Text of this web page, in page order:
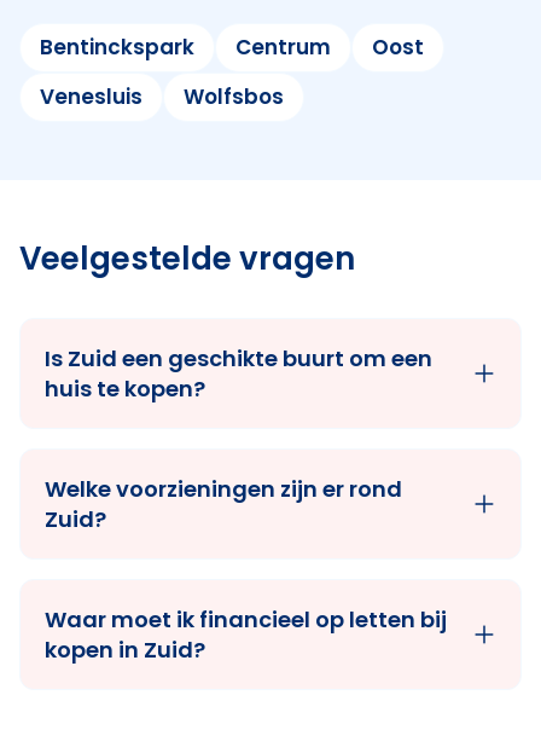
Bentinckspark Centrum
Oost
Venesluis
Wolfsbos
Veelgestelde vragen
Is Zuid een geschikte buurt om een
huis te kopen?
Welke voorzieningen zijn er rond
Zuid?
Waar moet ik financieel op letten bij
kopen in Zuid?